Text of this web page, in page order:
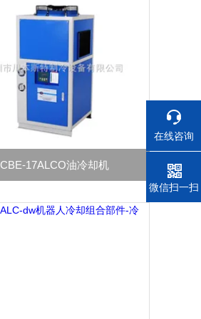
CBE-17ALCO油冷却机
在线咨询
电话
微信扫一扫